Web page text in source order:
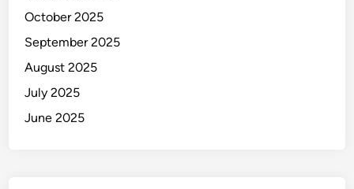
October 2025
September 2025
August 2025
July 2025
June 2025